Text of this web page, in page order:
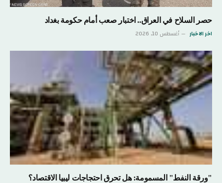
حصر السلاح في العراق.. اختبار صعب أمام حكومة بغداد
اخر الاخبار أغسطس 10, 2026
"ورقة النفط" المسمومة: هل تحرق احتجاجات ليبيا الاقتصاد؟